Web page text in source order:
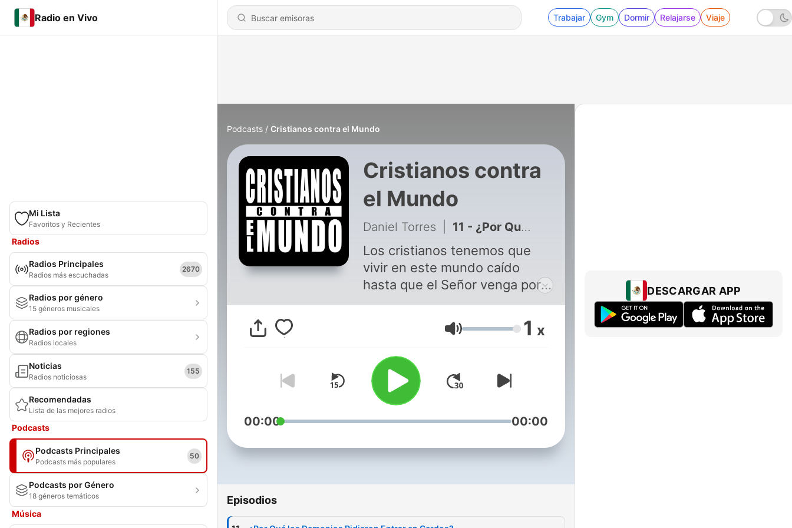
Radio en Vivo Trabajar Gym Dormir Relajarse Viaje
Mi Lista
Favoritos y Recientes
Radios
Radios Principales
Radios más escuchadas
2670
Radios por género
15 géneros musicales
Radios por regiones
Radios locales
Noticias
Radios noticiosas
155
Recomendadas
Lista de las mejores radios
Podcasts
Podcasts Principales
Podcasts más populares
50
Podcasts por Género
18 géneros temáticos
Música
Podcasts Cristianos contra el Mundo
Cristianos contra
el Mundo
Daniel Torres 11 - ¿Por Qué los Demonios Pidieron Entrar en Cerdos?
Los cristianos tenemos que
vivir en este mundo caído
hasta que el Señor venga por
nosotros o nos llame a Su
presencia. Mientras tanto,
charlemos todos los viernes
sobre los temas de actualidad
que son nuestros desafíos
para vivir en este mundo sin
transformarnos en mundanos.
Un podcast de Daniel Torres.
Volumen 1 x
00:00 00:00
Episodios
DESCARGAR APP